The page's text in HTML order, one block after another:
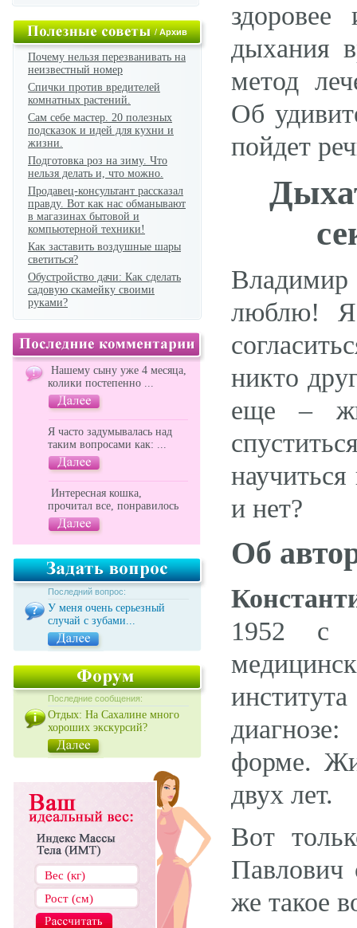
/Архив
Почему нельзя перезванивать на
неизвестный номер
Спички против вредителей
комнатных растений.
Сам себе мастер. 20 полезных
подсказок и идей для кухни и
жизни.
Подготовка роз на зиму. Что
нельзя делать и, что можно.
Продавец-консультант рассказал
правду. Вот как нас обманывают
в магазинах бытовой и
компьютерной техники!
Как заставить воздушные шары
светиться?
Обустройство дачи: Как сделать
садовую скамейку своими
руками?
Нашему сыну уже 4 месяца,
колики постепенно ...
Я часто задумывалась над
таким вопросами как: ...
Интересная кошка,
прочитал все, понравилось
Последний вопрос:
У меня очень серьезный
случай с зубами...
Последние сообщения:
Отдых: На Сахалине много
хороших экскурсий?
дыхания
метод
Об
пойдет
люблю!
никто
еще –
и нет?
Об
1952 с
форме.
двух лет.
Вот
Павлович
же такое